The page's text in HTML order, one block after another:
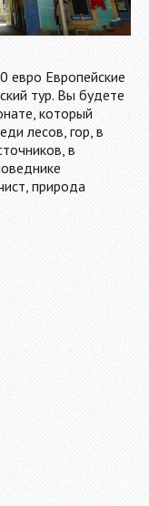
евро Европейские
тур. Вы будете
который
лесов, гор, в
в
природа